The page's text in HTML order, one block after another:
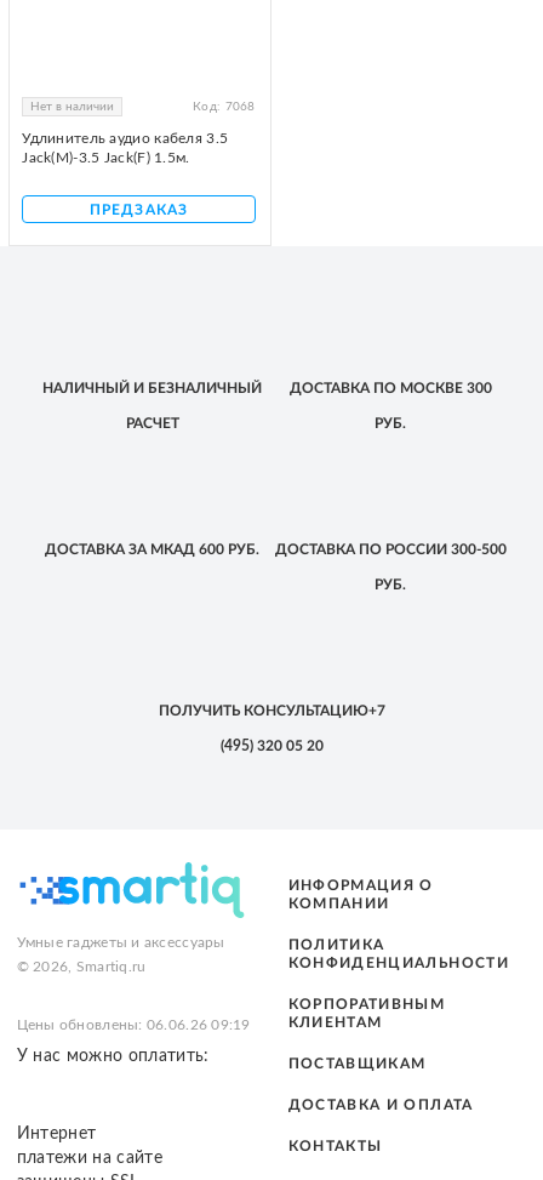
Нет в наличии Код: 7068
Удлинитель аудио кабеля 3.5
Jack(M)-3.5 Jack(F) 1.5м.
ПРЕДЗАКАЗ
НАЛИЧНЫЙ И БЕЗНАЛИЧНЫЙ
РАСЧЕТ
ДОСТАВКАПО МОСКВЕ300
РУБ.
ДОСТАВКА ЗА МКАД 600 РУБ. ДОСТАВКАПО РОССИИ 300-500
РУБ.
ПОЛУЧИТЬ КОНСУЛЬТАЦИЮ+7
(495)320 05 20
Умные гаджеты и аксессуары
© 2026, Smartiq.ru
Цены обновлены: 06.06.26 09:19
У нас можно оплатить:
Интернет
платежи на сайте
ИНФОРМАЦИЯ О
КОМПАНИИ
ПОЛИТИКА
КОНФИДЕНЦИАЛЬНОСТИ
КОРПОРАТИВНЫМ
КЛИЕНТАМ
ПОСТАВЩИКАМ
ДОСТАВКА И ОПЛАТА
КОНТАКТЫ